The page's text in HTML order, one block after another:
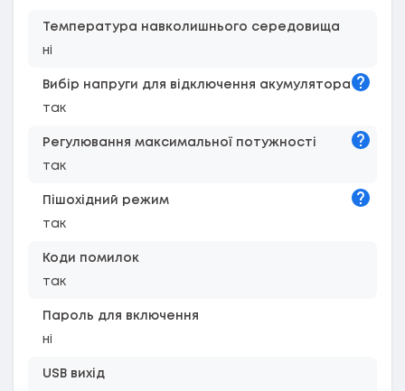
Температура навколишнього середовища
ні
Вибір напруги для відключення акумулятора
так
Регулювання максимальної потужності
так
Пішохідний режим
так
Коди помилок
так
Пароль для включення
ні
USB вихід